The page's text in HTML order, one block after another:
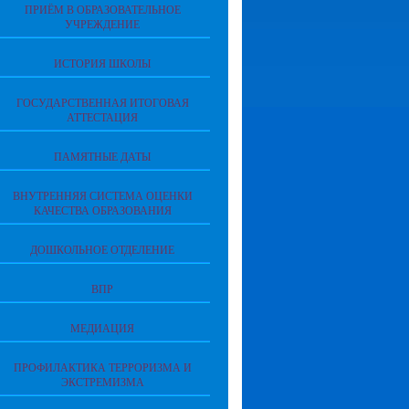
ПРИЁМ В ОБРАЗОВАТЕЛЬНОЕ
УЧРЕЖДЕНИЕ
ИСТОРИЯ ШКОЛЫ
ГОСУДАРСТВЕННАЯ ИТОГОВАЯ
АТТЕСТАЦИЯ
ПАМЯТНЫЕ ДАТЫ
ВНУТРЕННЯЯ СИСТЕМА ОЦЕНКИ
КАЧЕСТВА ОБРАЗОВАНИЯ
ДОШКОЛЬНОЕ ОТДЕЛЕНИЕ
ВПР
МЕДИАЦИЯ
ПРОФИЛАКТИКА ТЕРРОРИЗМА И
ЭКСТРЕМИЗМА